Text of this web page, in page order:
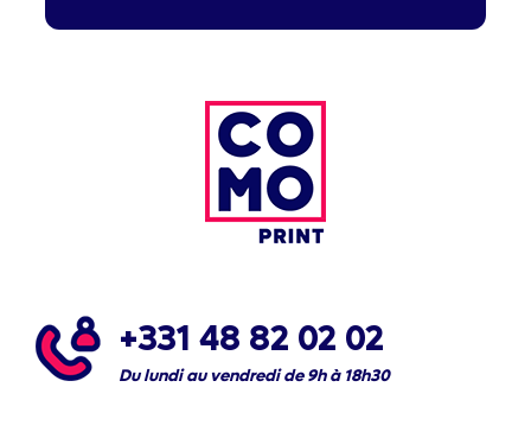
+331 48 82 02 02
Du lundi au vendredi de 9h à 18h30